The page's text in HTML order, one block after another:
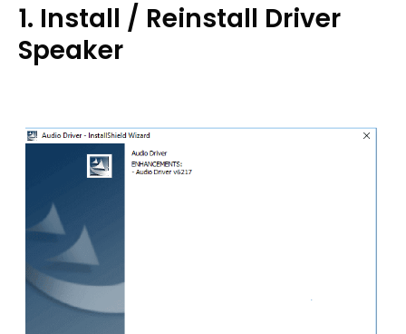
1. Install / Reinstall Driver
Speaker